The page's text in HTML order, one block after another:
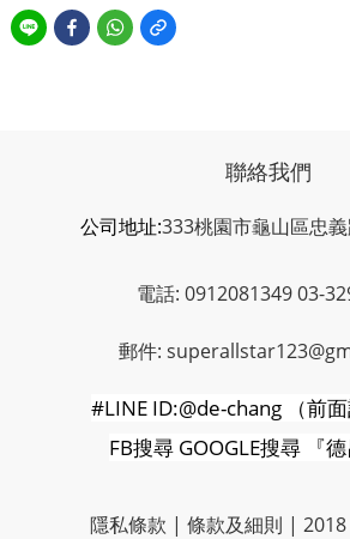
聯絡我們
公司地址:333桃園市龜山區忠
電話: 0912081349 03-
郵件:
#LINE ID:@de-chang （前
FB搜尋 GOOGLE搜尋 『
隱私條款 | 條款及細則 |